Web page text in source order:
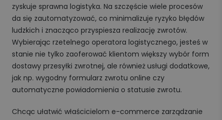
zyskuje sprawna logistyka. Na szczęście wiele procesów
da się zautomatyzować, co minimalizuje ryzyko błędów
ludzkich i znacząco przyspiesza realizację zwrotów.
Wybierając rzetelnego operatora logistycznego, jesteś w
stanie nie tylko zaoferować klientom większy wybór form
dostawy przesyłki zwrotnej, ale również usługi dodatkowe,
jak np. wygodny formularz zwrotu online czy
automatyczne powiadomienia o statusie zwrotu.
Chcąc ułatwić właścicielom e-commerce zarządzanie